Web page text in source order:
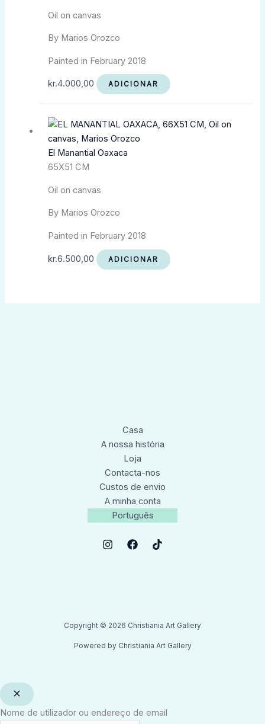
Oil on canvas
By Marios Orozco
Painted in February 2018
kr.4.000,00 ADICIONAR
El Manantial Oaxaca
65X51 CM
Oil on canvas
By Marios Orozco
Painted in February 2018
kr.6.500,00 ADICIONAR
Casa
A nossa história
Loja
Contacta-nos
Custos de envio
A minha conta
Português
Copyright © 2026 Christiania Art Gallery
Powered by Christiania Art Gallery
Nome de utilizador ou endereço de email